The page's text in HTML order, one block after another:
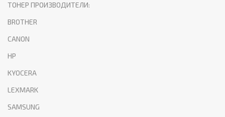
ТОНЕР ПРОИЗВОДИТЕЛИ:
BROTHER
CANON
HP
KYOCERA
LEXMARK
SAMSUNG